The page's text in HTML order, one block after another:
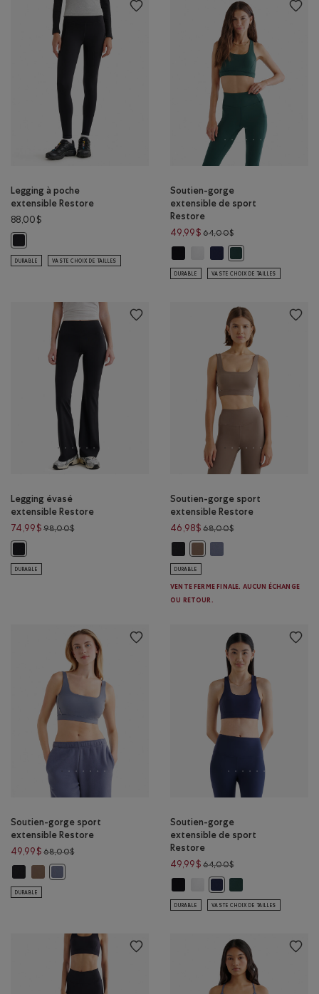
Legging à poche
extensible Restore
88,00$
Legging à poche extensible Restore : NOIR Couleur
DURABLE VASTE CHOIX DE TAILLES
Soutien-gorge
extensible de sport
Restore
49,99$ 64,00$Prix réduit de
Soutien-gorge extensible de
Soutien-gorge extensible de
Soutien-gorge
DURABLE VASTE CHOIX DE TAILLES
Legging évasé
extensible Restore
74,99$ 98,00$Prix réduit de 98,00$ à 74,99$
DURABLE
Soutien-gorge sport
extensible Restore
46,98$ 68,00$Prix réduit de
DURABLE
VENTE FERME FINALE. AUCUN ÉCHANGE
OU RETOUR.
Soutien-gorge sport
extensible Restore
49,99$ 68,00$Prix réduit de 68,00$ à 49,99$
Soutien-gorge sport extensible Restore: NOIR Couleur
Soutien-gorge sport extensible Restore: BRUN FAUCON Couleur
Soutien-gorge sport extensible Restore: MARÉE BLEUE
DURABLE
Soutien-gorge
extensible de sport
Restore
49,99$ 64,00$Prix réduit de
Soutien-gorge extensible de
Soutien-gorge extensible de
DURABLE VASTE CHOIX DE TAILLES